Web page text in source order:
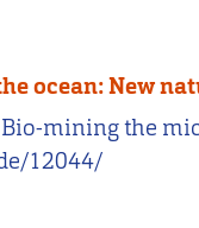
ocean: New
Bio-mining the
12044/